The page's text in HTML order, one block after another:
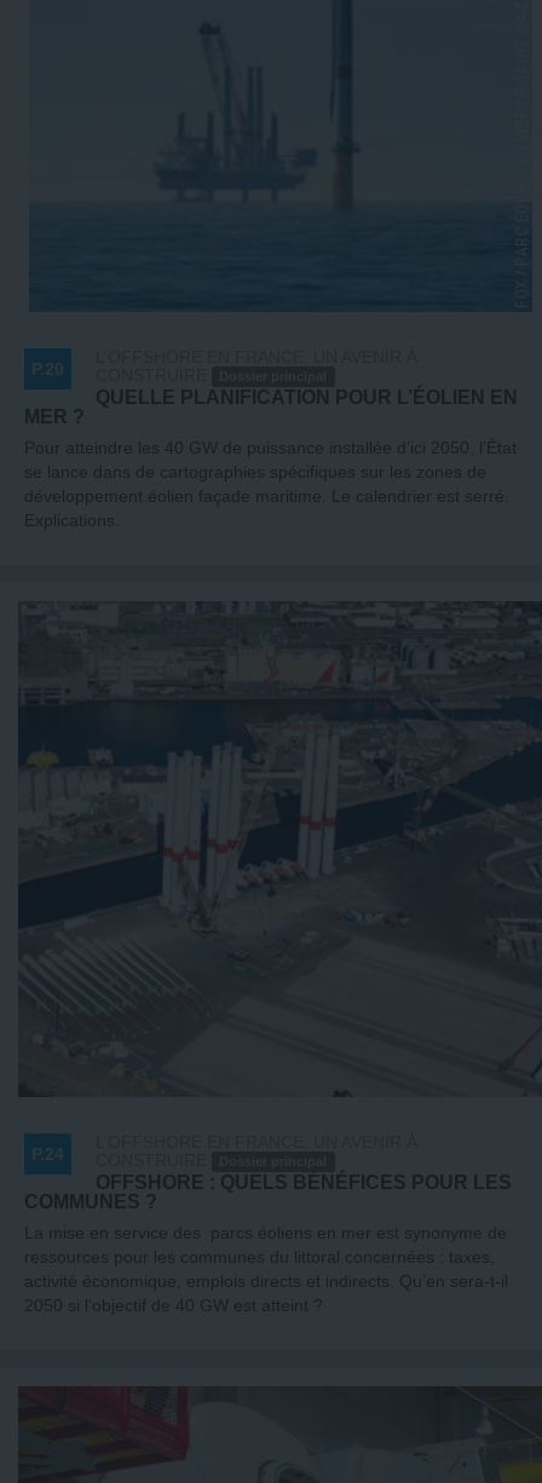
P.20
QUELLE PLANIFICATION POUR L’ÉOLIEN EN
MER ?
Pour atteindre les 40 GW de puissance installée d’ici 2050, l’État
se lance dans de cartographies spécifiques sur les zones de
développement éolien façade maritime. Le calendrier est serré.
Explications.
P.24
OFFSHORE : QUELS BÉNÉFICES POUR LES
COMMUNES ?
La mise en service des parcs éoliens en mer est synonyme de
ressources pour les communes du littoral concernées : taxes,
activité économique, emplois directs et indirects. Qu’en sera-t-il
2050 si l’objectif de 40 GW est atteint ?